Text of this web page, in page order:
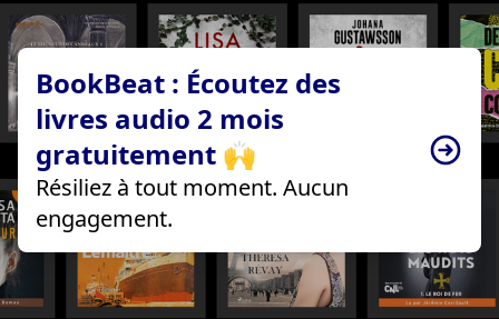
BookBeat : Écoutez des
livres audio 2 mois
gratuitement 🙌
Résiliez à tout moment. Aucun
engagement.